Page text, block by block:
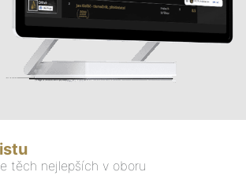
těch nejlepších v oboru